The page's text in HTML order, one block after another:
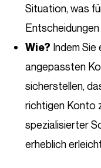
Situation, was
Wie? Indem Sie
angepassten
sicherstellen,
richtigen Konto
spezialisierter
erheblich